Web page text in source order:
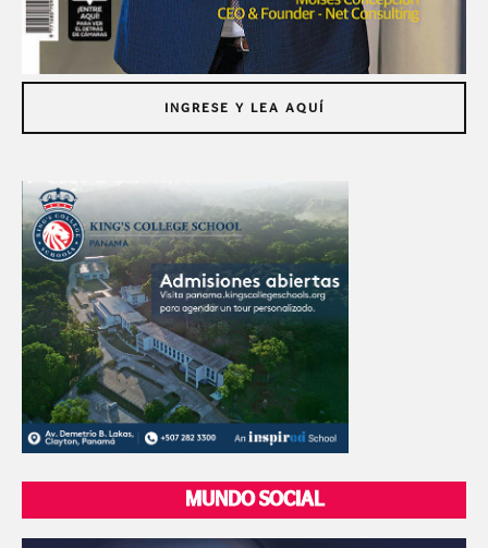
INGRESE Y LEA AQUÍ
MUNDO SOCIAL